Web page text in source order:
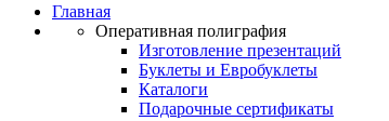
Главная
Оперативная полиграфия
Изготовление презентаций
Буклеты и Eвробуклеты
Каталоги
Подарочные сертификаты